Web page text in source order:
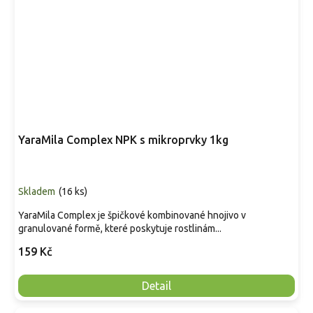
YaraMila Complex NPK s mikroprvky 1kg
Skladem (16 ks)
159 Kč
Detail
YaraMila Complex je špičkové kombinované hnojivo v
granulované formě, které poskytuje rostlinám...